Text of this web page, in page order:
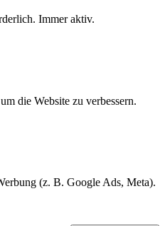
Immer aktiv.
die Website zu verbessern.
(z. B. Google Ads, Meta).